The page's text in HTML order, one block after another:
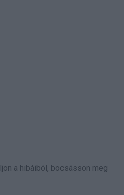
a hibáiból, bocsásson meg